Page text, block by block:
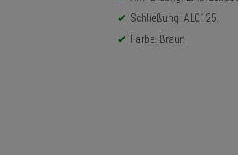
Schließung: AL0125
Farbe: Braun